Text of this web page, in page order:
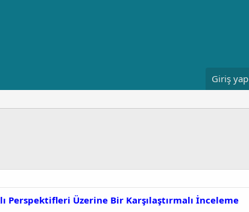
Giriş yap
Perspektifleri Üzerine Bir Karşılaştırmalı İnceleme